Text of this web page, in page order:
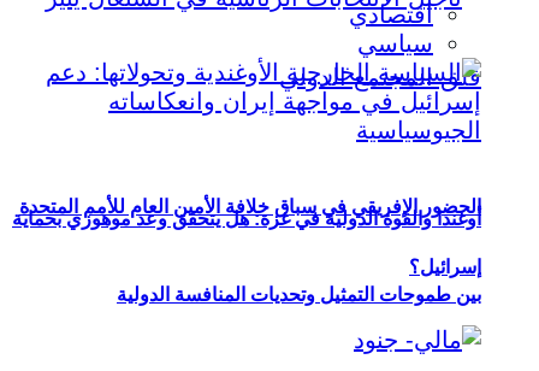
الحضور الإفريقي في سباق خلافة الأمين العام للأمم المتحدة
بين طموحات التمثيل وتحديات المنافسة الدولية
اقتصادي
سياسي
أوغندا والقوة الدولية في غزة: هل يتحقق وعد موهوزي بحماية
إسرائيل؟